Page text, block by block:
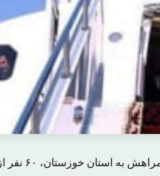
همزمان با سفر حسن روحانی، رئیس جمهوری ایران و هیئت همراهش به استان خوزستان، ۶۰ نفر از